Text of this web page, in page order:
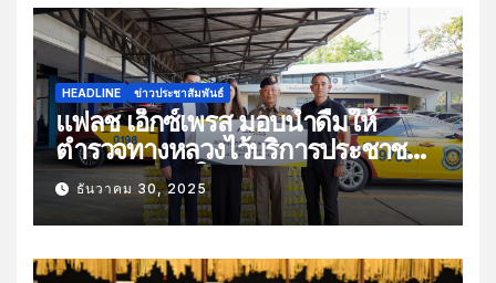
HEADLINE ข่าวประชาสัมพันธ์
แฟลช เอ็กซ์เพรส มอบน้ำดื่มให้
ตำรวจทางหลวงไว้บริการประชาชน
ช่วงเทศกาลปีใหม่
ธันวาคม 30, 2025